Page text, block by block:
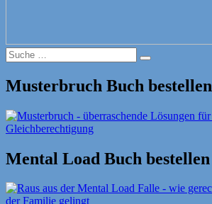
Suche
nach:
Suche
Musterbruch Buch bestellen
Mental Load Buch bestellen